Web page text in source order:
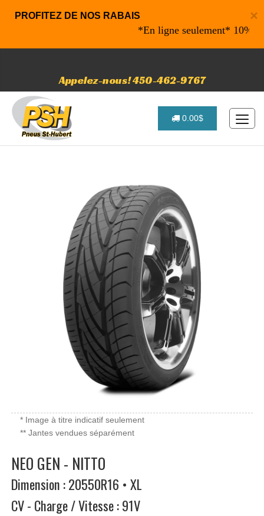
×
PROFITEZ DE NOS RABAIS
*En ligne seulement* 10% de
Appelez-nous! 450-462-9767
0.00$
* Image à titre indicatif seulement
** Jantes vendues séparément
NEO GEN - NITTO
Dimension : 20550R16 • XL
CV - Charge / Vitesse : 91V